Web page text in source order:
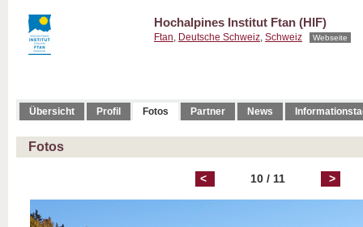
Hochalpines Institut Ftan (HIF)
Ftan, Deutsche Schweiz, Schweiz Webseite
Übersicht Profil Fotos Partner News
Fotos
< 10 / 11 >